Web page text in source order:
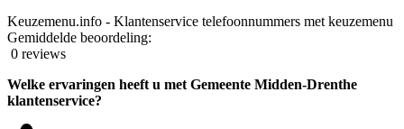
Keuzemenu.info - Klantenservice telefoonnummers met keuzemenu
Gemiddelde beoordeling:
0 reviews
Welke ervaringen heeft u met Gemeente Midden-Drenthe
klantenservice?